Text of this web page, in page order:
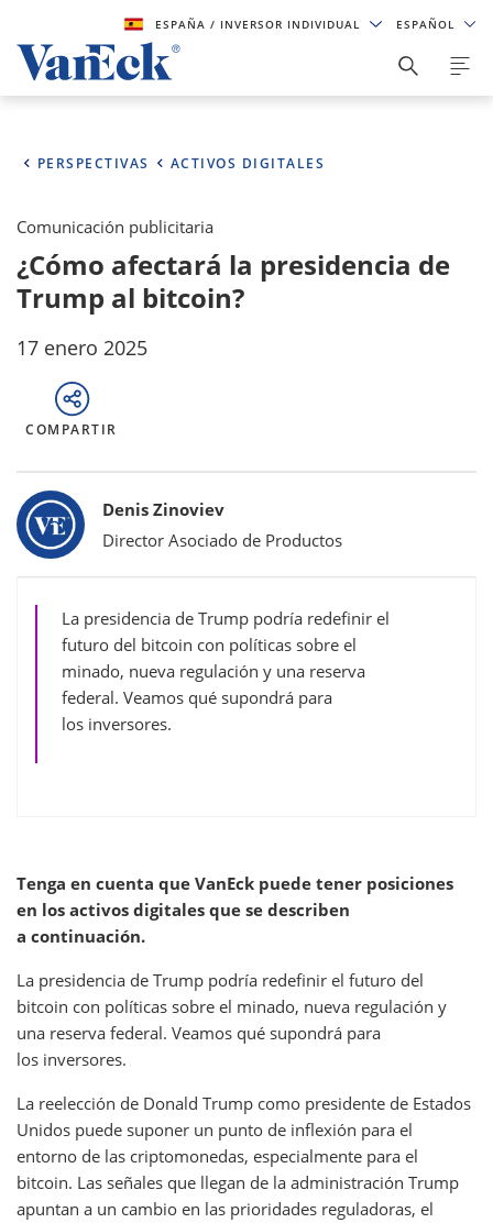
ESPAÑA/ INVERSOR INDIVIDUAL ESPAÑOL
PERSPECTIVAS ACTIVOS DIGITALES
Comunicación publicitaria
¿Cómo afectará la presidencia de
Trump al bitcoin?
17 enero 2025
COMPARTIR
Bylines
Denis Zinoviev
Director Asociado de Productos
La presidencia de Trump podría redefinir el
futuro del bitcoin con políticas sobre el
minado, nueva regulación y una reserva
federal. Veamos qué supondrá para
los inversores.
Tenga en cuenta que VanEck puede tener posiciones
en los activos digitales que se describen
a continuación.
La presidencia de Trump podría redefinir el futuro del
bitcoin con políticas sobre el minado, nueva regulación y
una reserva federal. Veamos qué supondrá para
los inversores.
La reelección de Donald Trump como presidente de Estados
Unidos puede suponer un punto de inflexión para el
entorno de las criptomonedas, especialmente para el
bitcoin. Las señales que llegan de la administración Trump
apuntan a un cambio en las prioridades reguladoras, el